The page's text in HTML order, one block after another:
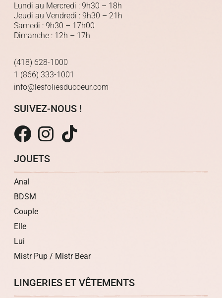
Lundi au Mercredi : 9h30 – 18h
Jeudi au Vendredi : 9h30 – 21h
Samedi : 9h30 – 17h00
Dimanche : 12h – 17h
(418) 628-1000
1 (866) 333-1001
info@lesfoliesducoeur.com
SUIVEZ-NOUS !
JOUETS
Anal
BDSM
Couple
Elle
Lui
Mistr Pup / Mistr Bear
LINGERIES ET VÊTEMENTS